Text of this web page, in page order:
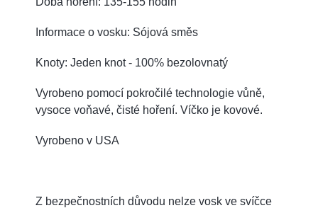
Informace o vosku: Sójová směs
Knoty: Jeden knot - 100% bezolovnatý
Vyrobeno pomocí pokročilé technologie vůně,
vysoce voňavé, čisté hoření. Víčko je kovové.
Vyrobeno v USA
Z bezpečnostních důvodu nelze vosk ve svíčce